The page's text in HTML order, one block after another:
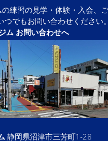
の練習の見学・体験・入会、
つでもお問い合わせください。
ム お問い合わせへ
静岡県沼津市三芳町1-28